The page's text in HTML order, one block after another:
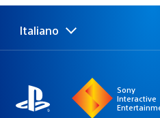
pubblicazione:
Seleziona
una
Regione
attuale:
Italiano
Sony
Interactive